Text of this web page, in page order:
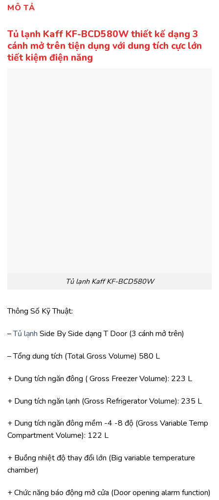
MÔ TẢ
Tủ lạnh Kaff KF-BCD580W thiết kế dạng 3
cánh mở trên tiện dụng với dung tích cực lớn
tiết kiệm điện năng
Tủ lạnh Kaff KF-BCD580W
Thông Số Kỹ Thuật:
–Tủ lạnh Side By Side dạng T Door (3 cánh mở trên)
– Tổng dung tích (Total Gross Volume) 580 L
+ Dung tích ngăn đông ( Gross Freezer Volume): 223 L
+ Dung tích ngăn lạnh (Gross Refrigerator Volume): 235 L
+ Dung tích ngăn đông mềm -4 -8 độ (Gross Variable Temp
Compartment Volume): 122 L
+ Buồng nhiệt độ thay đổi lớn (Big variable temperature
chamber)
+ Chức năng báo động mở cửa (Door opening alarm function)